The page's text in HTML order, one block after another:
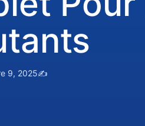
9, 2025✍️